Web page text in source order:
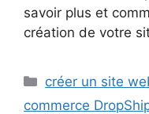
savoir plus et
création de votre
Catégories
créer un site
commerce